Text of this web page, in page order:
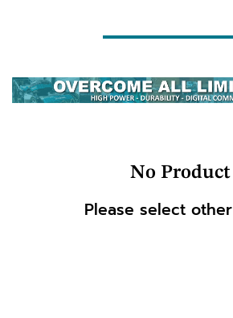
No Product
Please select